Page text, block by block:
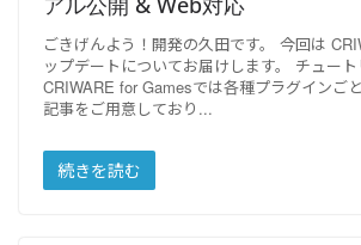
ごきげんよう！開発の久田です。 今回は
ップデートについてお届けします。 チュー
CRIWARE for Gamesでは各種プラグインご
記事をご用意しており
続きを読む